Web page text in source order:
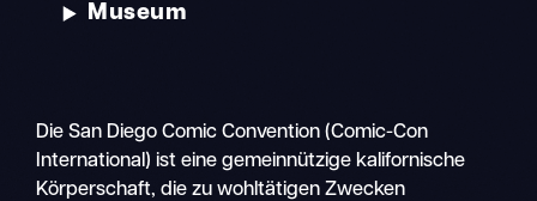
Museum
Die San Diego Comic Convention (Comic-Con
International) ist eine gemeinnützige kalifornische
Körperschaft, die zu wohltätigen Zwecken